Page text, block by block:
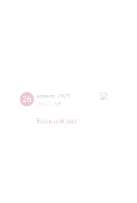
26 апреля 2025
20:00 Сб
Большой зал